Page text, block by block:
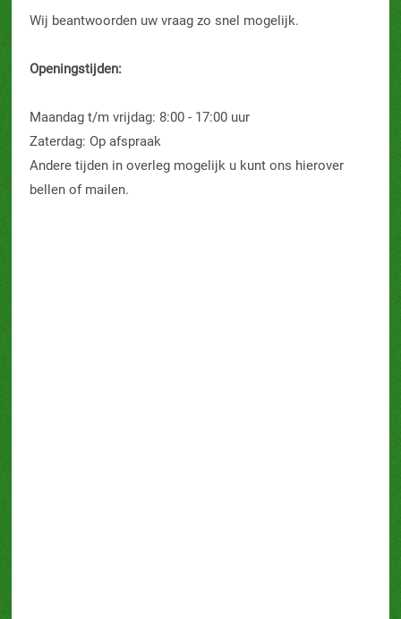
Wij beantwoorden uw vraag zo snel mogelijk.
Openingstijden:
Maandag t/m vrijdag: 8:00 - 17:00 uur
Zaterdag: Op afspraak
Andere tijden in overleg mogelijk u kunt ons hierover
bellen of mailen.